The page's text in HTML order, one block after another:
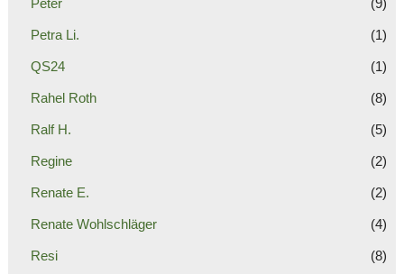
Peter (9)
Petra Li. (1)
QS24 (1)
Rahel Roth (8)
Ralf H. (5)
Regine (2)
Renate E. (2)
Renate Wohlschläger (4)
Resi (8)